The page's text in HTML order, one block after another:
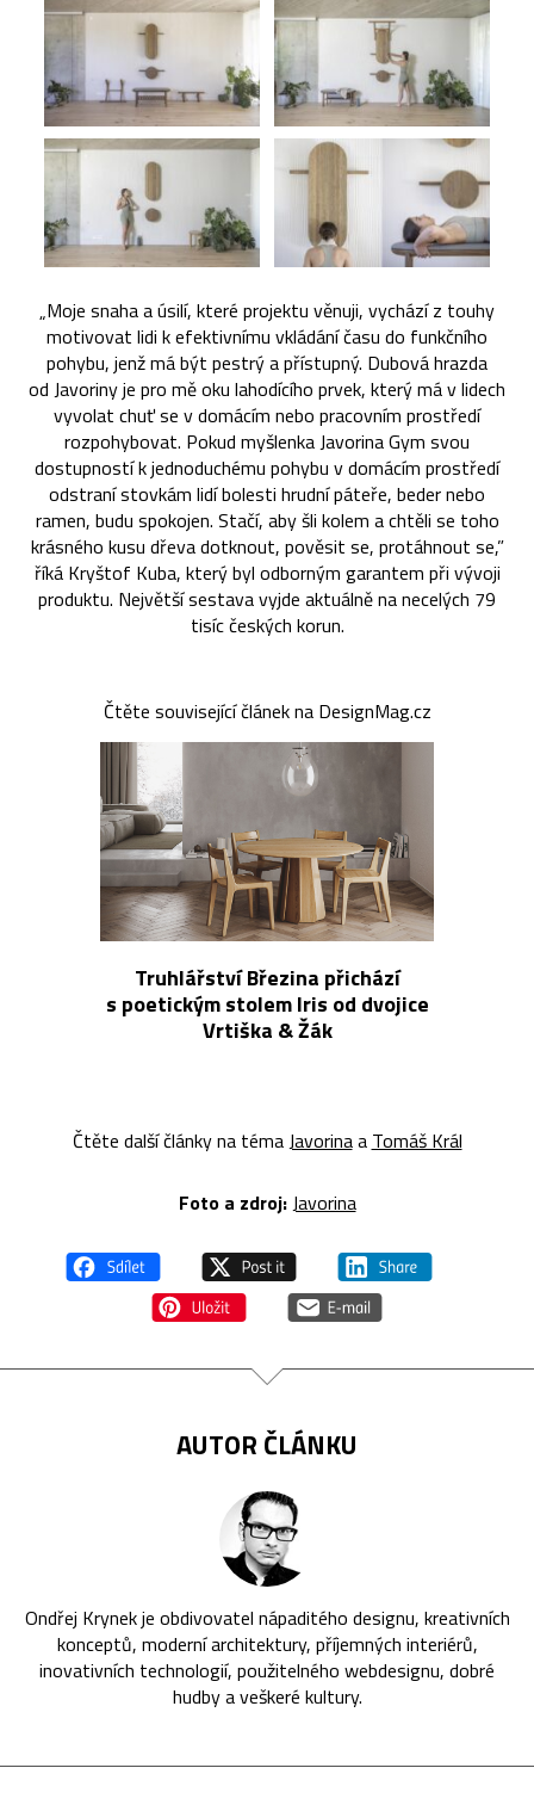
„Moje snaha a úsilí, které projektu věnuji, vychází z touhy
motivovat lidi k efektivnímu vkládání času do funkčního
pohybu, jenž má být pestrý a přístupný. Dubová hrazda
od Javoriny je pro mě oku lahodícího prvek, který má v lidech
vyvolat chuť se v domácím nebo pracovním prostředí
rozpohybovat. Pokud myšlenka Javorina Gym svou
dostupností k jednoduchému pohybu v domácím prostředí
odstraní stovkám lidí bolesti hrudní páteře, beder nebo
ramen, budu spokojen. Stačí, aby šli kolem a chtěli se toho
krásného kusu dřeva dotknout, pověsit se, protáhnout se,”
říká Kryštof Kuba, který byl odborným garantem při vývoji
produktu. Největší sestava vyjde aktuálně na necelých 79
tisíc českých korun.
Čtěte související článek na DesignMag.cz
Truhlářství Březina přichází
s poetickým stolem Iris od dvojice
Vrtiška & Žák
Čtěte další články na témaJavorinaa Tomáš Král
Foto a zdroj:Javorina
AUTOR ČLÁNKU
Ondřej Krynek je obdivovatel nápaditého designu, kreativních
konceptů, moderní architektury, příjemných interiérů,
inovativních technologií, použitelného webdesignu, dobré
hudby a veškeré kultury.